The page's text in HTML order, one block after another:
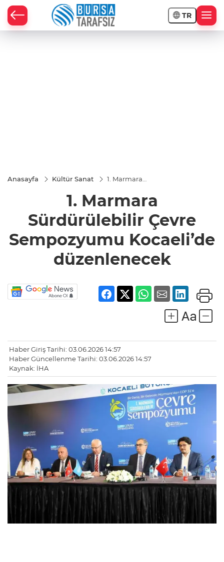
TR
Anasayfa Kültür Sanat
1. Marmara
Sempozyumu
düzenlenecek
1. Marmara
Sürdürülebilir Çevre
Sempozyumu Kocaeli’de
düzenlenecek
Haber Giriş Tarihi: 03.06.2026 14:57
Haber Güncellenme Tarihi: 03.06.2026 14:57
Kaynak: İHA